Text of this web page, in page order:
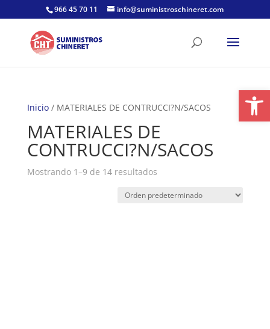
966 45 70 11 info@suministroschineret.com
Inicio/ MATERIALES DE CONTRUCCI?N/SACOS
MATERIALES DE
CONTRUCCI?N/SACOS
Mostrando 1–9 de 14 resultados